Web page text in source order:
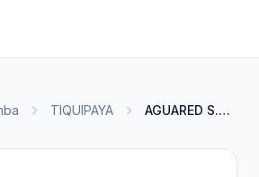
TIQUIPAYA AGUARED S.R.L.